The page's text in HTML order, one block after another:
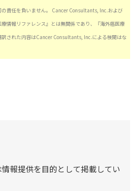
責任を負いません。 Cancer Consultants, Inc.および
情報リファレンス』とは無関係であり、『海外癌医療
された内容はCancer Consultants, Inc.による検閲はな
報提供を目的として掲載してい